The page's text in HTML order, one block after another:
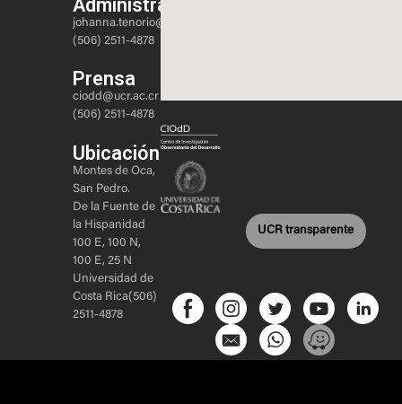
Administración
johanna.tenorio@ucr.ac.cr
(506) 2511-4878
Prensa
ciodd@ucr.ac.cr
(506) 2511-4878
Ubicación
Montes de Oca,
San Pedro.
De la Fuente de
la Hispanidad
100 E, 100 N,
100 E, 25 N
Universidad de
Costa Rica(506)
2511-4878
UCR transparente